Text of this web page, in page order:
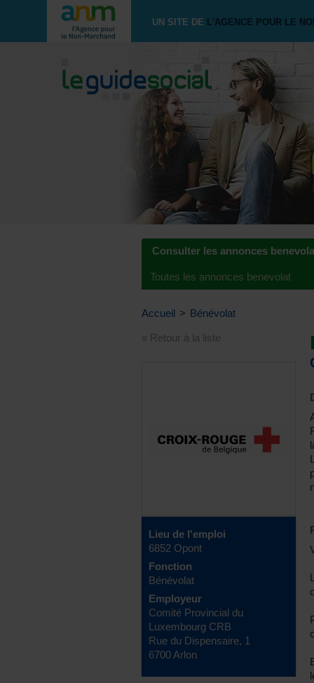
UN SITE DE L'AGENCE POUR LE
Consulter les annonces
Toutes les annonces benevolat
Accueil > Bénévolat
« Retour à la liste
Lieu de l'emploi
6852 Opont
Fonction
Bénévolat
Employeur
Comité Provincial du
Luxembourg CRB
Rue du Dispensaire, 1
6700 Arlon